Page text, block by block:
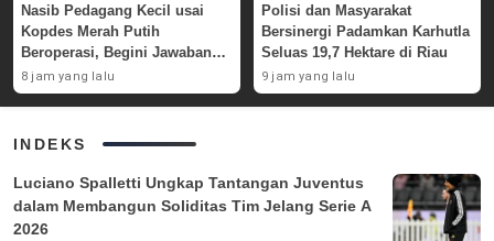
Nasib Pedagang Kecil usai
Kopdes Merah Putih
Beroperasi, Begini Jawaban
Pemerintah
8 jam yang lalu
Polisi dan Masyarakat
Bersinergi Padamkan Karhutla
Seluas 19,7 Hektare di Riau
9 jam yang lalu
INDEKS
Luciano Spalletti Ungkap Tantangan Juventus
dalam Membangun Soliditas Tim Jelang Serie A
2026